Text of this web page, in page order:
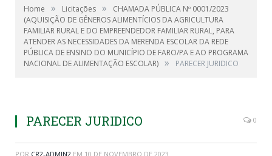
Home » Licitações »
CHAMADA PÚBLICA Nº 0001/2023
(AQUISIÇÃO DE GÊNEROS ALIMENTÍCIOS DA AGRICULTURA
FAMILIAR RURAL E DO EMPREENDEDOR FAMILIAR RURAL, PARA
ATENDER AS NECESSIDADES DA MERENDA ESCOLAR DA REDE
PÚBLICA DE ENSINO DO MUNICÍPIO DE FARO/PA E AO PROGRAMA
NACIONAL DE ALIMENTAÇÃO ESCOLAR) » PARECER JURIDICO
PARECER JURIDICO 0
POR CR2-ADMIN2 EM 10 DE NOVEMBRO DE 2023